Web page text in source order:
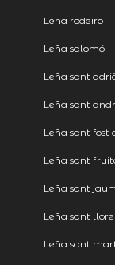
Leña rodeiro
Leña salomó
Leña sant
Leña sant
Leña sant fost
Leña sant
Leña sant
Leña sant
Leña sant